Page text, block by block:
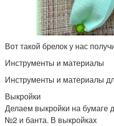
Вот такой брелок у нас
Инструменты и материалы
Инструменты и материалы
Выкройки
Делаем выкройки на бумаге
№2 и банта. В выкройках